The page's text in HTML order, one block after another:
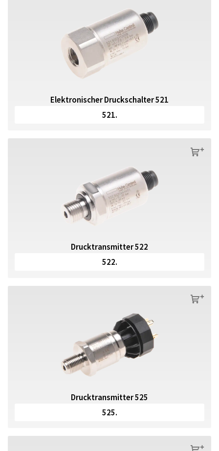
Elektronischer Druckschalter 521
521.
s
Drucktransmitter 522
522.
s
Drucktransmitter 525
525.